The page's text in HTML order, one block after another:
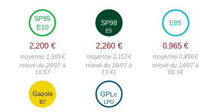
SP95
E10
2,200 €
moyenne 1,995€
relevé du 24/07 à
16:57
SP98
E5
2,260 €
moyenne 2,112€
relevé du 28/07 à
13:41
E85
0,965 €
moyenne 0,896€
relevé du 14/07 à
08:34
Gazole
B7
GPLc
LPG